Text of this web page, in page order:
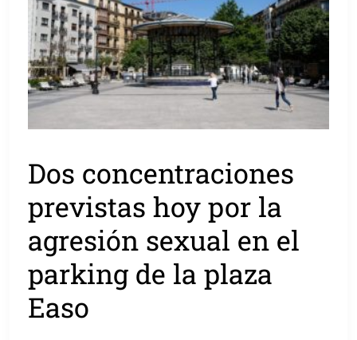
Dos concentraciones
previstas hoy por la
agresión sexual en el
parking de la plaza
Easo